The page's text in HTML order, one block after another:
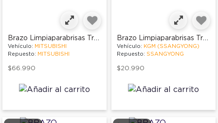
Brazo Limpiaparabrisas Trasero
Vehículo: MITSUBISHI
Repuesto: MITSUBISHI
$66.990
Brazo Limpiaparabrisas Trasero
Vehículo: KGM (SSANGYONG)
Repuesto: SSANGYONG
$20.990